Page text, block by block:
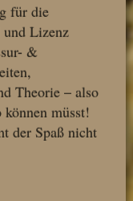
für die
und Lizenz
&
Theorie – also
müsst!
der Spaß nicht